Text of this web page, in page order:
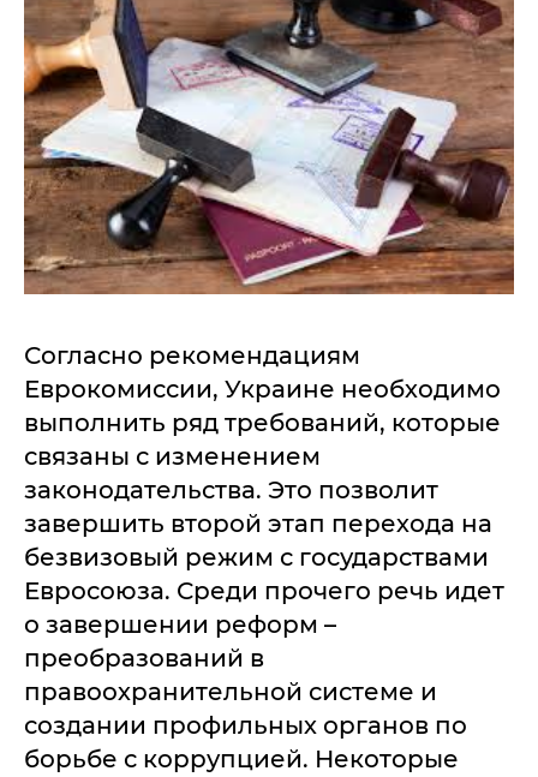
Согласно рекомендациям
Еврокомиссии, Украине необходимо
выполнить ряд требований, которые
связаны с изменением
законодательства. Это позволит
завершить второй этап перехода на
безвизовый режим с государствами
Евросоюза. Среди прочего речь идет
о завершении реформ –
преобразований в
правоохранительной системе и
создании профильных органов по
борьбе с коррупцией. Некоторые